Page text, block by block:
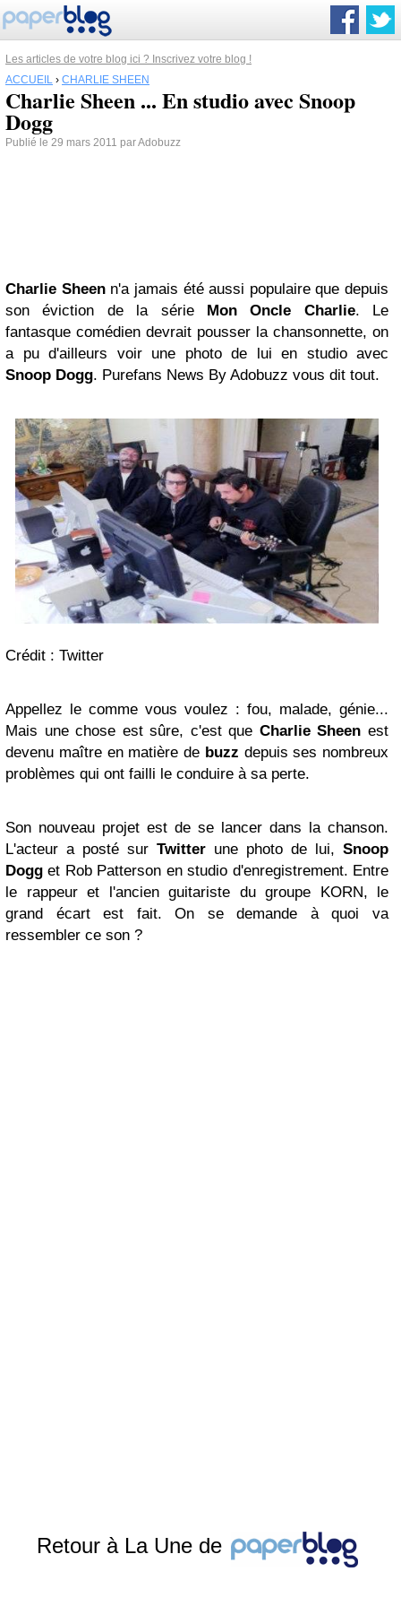
Les articles de votre blog ici ? Inscrivez votre blog !
ACCUEIL › CHARLIE SHEEN
Charlie Sheen ... En studio avec Snoop
Dogg
Publié le 29 mars 2011 par Adobuzz
Charlie Sheenn'a jamais été aussi populaire que depuis
son éviction de la série Mon Oncle Charlie. Le
fantasque comédien devrait pousser la chansonnette, on
a pu d'ailleurs voir une photo de lui en studio avec
Snoop Dogg. Purefans News By Adobuzz vous dit tout.
Crédit : Twitter
Appellez le comme vous voulez : fou, malade, génie...
Mais une chose est sûre, c'est que Charlie Sheen est
devenu maître en matière de buzz depuis ses nombreux
problèmes qui ont failli le conduire à sa perte.
Son nouveau projet est de se lancer dans la chanson.
L'acteur a posté sur Twitter une photo de lui, Snoop
Dogg et Rob Patterson en studio d'enregistrement. Entre
le rappeur et l'ancien guitariste du groupe KORN, le
grand écart est fait. On se demande à quoi va
ressembler ce son ?
Retour à La Une de